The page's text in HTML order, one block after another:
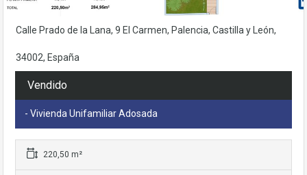
Calle Prado de la Lana, 9 El Carmen, Palencia, Castilla y León,
34002, España
Vendido
- Vivienda Unifamiliar Adosada
220,50 m²
base a cómo
se usa la web.
Para que
funcione lo
durante tu
visita. Si rechaza